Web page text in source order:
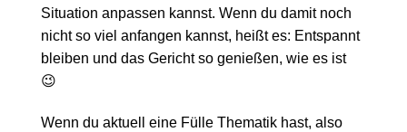
Situation anpassen kannst. Wenn du damit noch
nicht so viel anfangen kannst, heißt es: Entspannt
bleiben und das Gericht so genießen, wie es ist
😉
Wenn du aktuell eine Fülle Thematik hast, also